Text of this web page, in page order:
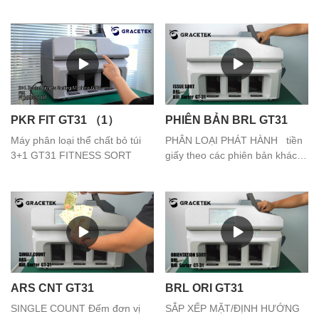
PKR FIT GT31 （1）
Máy phân loại thể chất bỏ túi
3+1 GT31 FITNESS SORT
PHIÊN BẢN BRL GT31
PHÂN LOẠI PHÁT HÀNH tiền
giấy theo các phiên bản khác
ARS CNT GT31
SINGLE COUNT Đếm đơn vị
BRL ORI GT31
SẮP XẾP MẶT/ĐỊNH HƯỚNG